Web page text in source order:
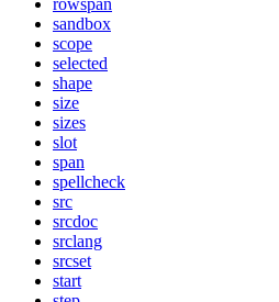
sandbox
scope
selected
shape
size
sizes
slot
span
spellcheck
src
srcdoc
srclang
srcset
start